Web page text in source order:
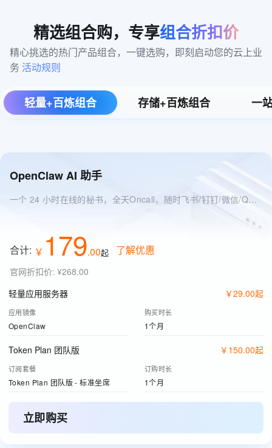
精选组合购，专享组合折扣价
精心挑选的热门产品组合，一键选购，即刻启动您的云上业
务 活动规则
轻量+百炼组合 存储+百炼组合 一
OpenClaw AI 助手
一个 24 小时在线的秘书，全天Oncall，随时飞书/钉钉/微信/QQ 找它
合计: ￥ 179.00起 了解优惠
官网折扣价: ¥268.00
轻量应用服务器
￥29.00起
应用镜像
OpenClaw
购买时长
1个月
Token Plan 团队版 ￥ 150.00起
订阅套餐
Token Plan 团队版 - 标准坐席
订购时长
1个月
立即购买